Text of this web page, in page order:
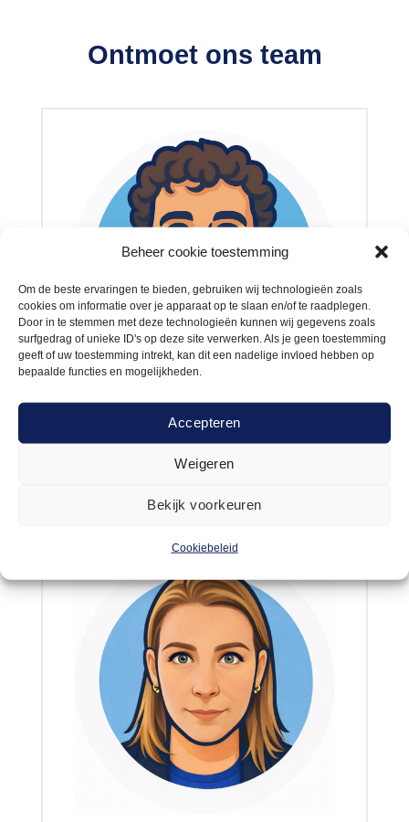
Beheer cookie toestemming
Om de beste ervaringen te bieden, gebruiken wij technologieën zoals
cookies om informatie over je apparaat op te slaan en/of te raadplegen.
Door in te stemmen met deze technologieën kunnen wij gegevens zoals
surfgedrag of unieke ID's op deze site verwerken. Als je geen toestemming
geeft of uw toestemming intrekt, kan dit een nadelige invloed hebben op
bepaalde functies en mogelijkheden.
Accepteren
Weigeren
Bekijk voorkeuren
Cookiebeleid
Ontmoet ons team
EIGENAAR